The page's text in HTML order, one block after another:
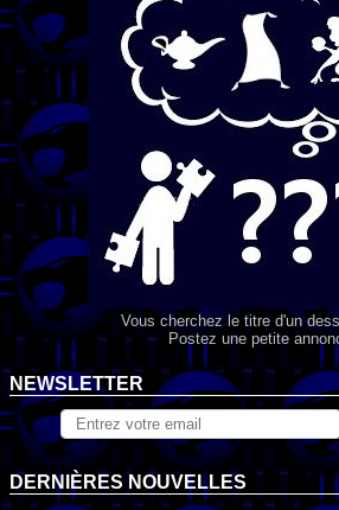
Vous cherchez le titre d'un
Postez une petite
NEWSLETTER
DERNIÈRES NOUVELLES